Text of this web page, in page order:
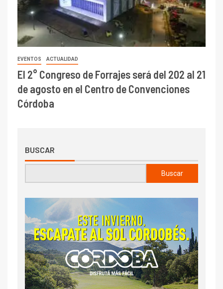
EVENTOS ACTUALIDAD
El 2° Congreso de Forrajes será del 202 al 21
de agosto en el Centro de Convenciones
Córdoba
BUSCAR
Buscar